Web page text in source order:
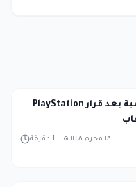
ردود الفعل الغاضبة بعد قرار PlayStation
1 دقيقة - ١٨ محرم ١٤٤٨ هـ